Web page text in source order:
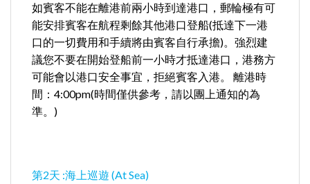
如賓客不能在離港前兩小時到達港口，郵輪極有可
能安排賓客在航程剩餘其他港口登船(抵達下一港
口的一切費用和手續將由賓客自行承擔)。強烈建
議您不要在開始登船前一小時才抵達港口，港務方
可能會以港口安全事宜，拒絕賓客入港。 離港時
間：4:00pm(時間僅供參考，請以團上通知的為
準。)
第2天 :海上巡遊 (At Sea)